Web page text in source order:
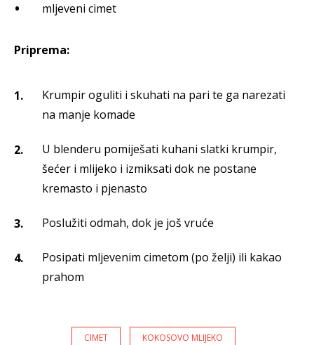
mljeveni cimet
Priprema:
​Krumpir oguliti i skuhati na pari te ga narezati
na manje komade
U blenderu pomiješati kuhani slatki krumpir,
šećer i mlijeko i izmiksati dok ne postane
kremasto i pjenasto
Poslužiti odmah, dok je još vruće
Posipati mljevenim cimetom (po želji) ili kakao
prahom
CIMET KOKOSOVO MLIJEKO